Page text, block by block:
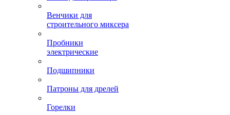
Венчики для
строительного миксера
Пробники
электрические
Подшипники
Патроны для дрелей
Горелки